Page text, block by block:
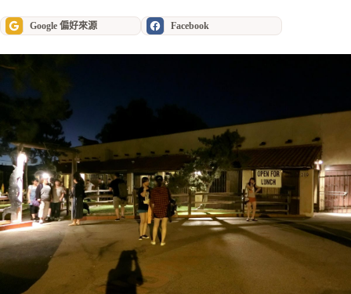
Google 偏好來源 Facebook